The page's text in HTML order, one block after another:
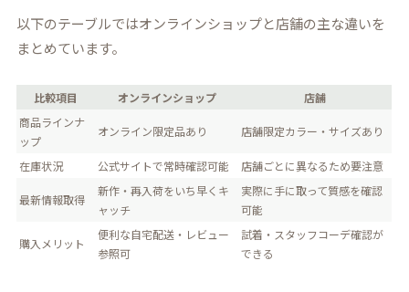
以下のテーブルではオンラインショップと店舗の主な違いを
まとめています。
比較項目 オンラインショップ
店舗
商品ラインナ
ップ
オンライン限定品あり 店舗限定カラー・サイズあり
在庫状況 公式サイトで常時確認可能 店舗ごとに異なるため要注意
最新情報取得
新作・再入荷をいち早くキ
ャッチ
実際に手に取って質感を確認
可能
購入メリット
便利な自宅配送・レビュー
参照可
試着・スタッフコーデ確認が
できる